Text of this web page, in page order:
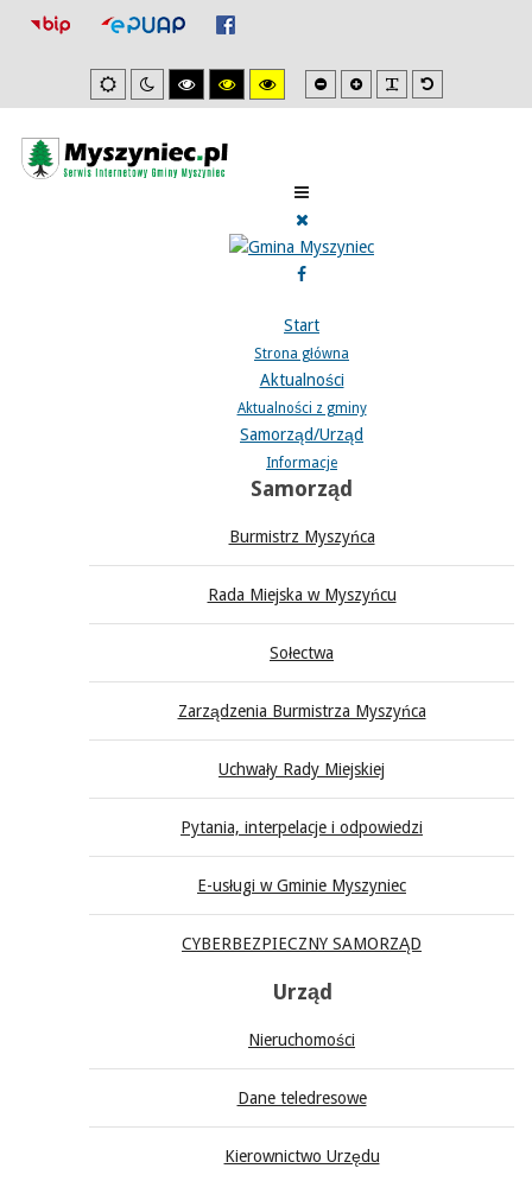
Ustawienia
domyslne
Tryb
nocny
Wysoki
kontrast
Wysoki
kontrast
Wysoki
kontrast
Mniejsza
czcionka
Zwiększona
czcionka
Domyślna
czcionka
Start
Strona główna
Aktualności
Aktualności z gminy
Samorząd/Urząd
Informacje
Samorząd
Burmistrz Myszyńca
Rada Miejska w Myszyńcu
Sołectwa
Zarządzenia Burmistrza Myszyńca
Uchwały Rady Miejskiej
Pytania, interpelacje i odpowiedzi
E-usługi w Gminie Myszyniec
CYBERBEZPIECZNY SAMORZĄD
Urząd
Nieruchomości
Dane teledresowe
Kierownictwo Urzędu